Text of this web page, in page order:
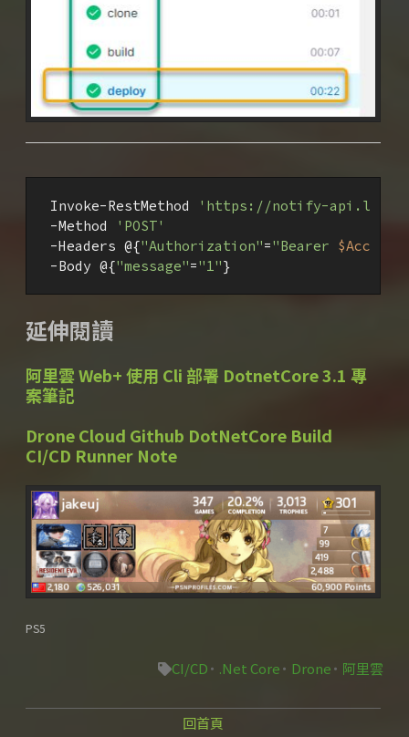
Invoke-RestMethod
'https://notify-
-Method
'POST'
-Headers @{"Authorization"="Bearer
-Body @{"message"="1"}
延伸閱讀
阿里雲 Web+ 使用 Cli 部署 DotnetCore 3.1 專
案筆記
Drone Cloud Github DotNetCore Build
CI/CD Runner Note
PS5
CI/CD .Net Core Drone 阿里雲
回首頁